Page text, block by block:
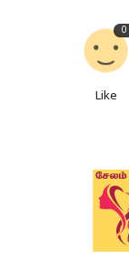
0
Like